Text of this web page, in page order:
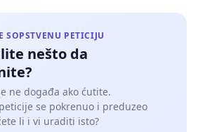
SOPSTVENU PETICIJU
nešto da
ne događa ako ćutite.
se pokrenuo i preduzeo
li i vi uraditi isto?